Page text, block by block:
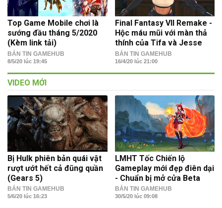
Top Game Mobile chơi là
sướng đầu tháng 5/2020
(Kèm link tải)
BẢN TIN GAMEHUB
8/5/20 lúc 19:45
Final Fantasy VII Remake -
Hộc máu mũi với màn thả
thính của Tifa và Jesse
BẢN TIN GAMEHUB
16/4/20 lúc 21:00
VIDEO MỚI
Bị Hulk phiên bản quái vật
rượt ướt hết cả đũng quần
(Gears 5)
BẢN TIN GAMEHUB
5/6/20 lúc 16:23
LMHT Tốc Chiến lộ
Gameplay mới đẹp điên dại
- Chuẩn bị mở cửa Beta
BẢN TIN GAMEHUB
30/5/20 lúc 09:08